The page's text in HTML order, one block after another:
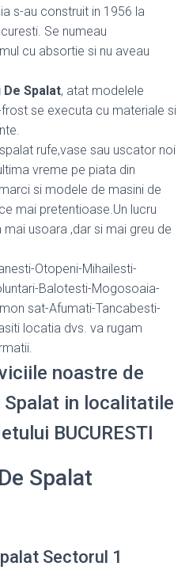
s-au construit in 1956 la
Se numeau
cu absortie si nu aveau
De Spalat, atat modelele
se executa cu materiale si
rufe,vase sau uscator noi
vreme pe piata din
si modele de masini de
mai pretentioase.Un lucru
usoara ,dar si mai greu de
Otopeni-Mihailesti-
Balotesti-Mogosoaia-
sat-Afumati-Tancabesti-
locatia dvs. va rugam
noastre de
Spalat in localitatile
BUCURESTI
Spalat
Sectorul 1